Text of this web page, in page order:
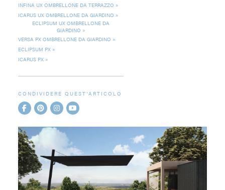
INFINA UX OMBRELLONE DA TERRAZZO
ICARUS UX OMBRELLONE DA GIARDINO
ECLIPSUM UX OMBRELLONE DA
GIARDINO
VERSA PX OMBRELLONE DA GIARDINO
ECLIPSUM PX
ICARUS PX
CONDIVIDERE QUEST'ARTICOLO